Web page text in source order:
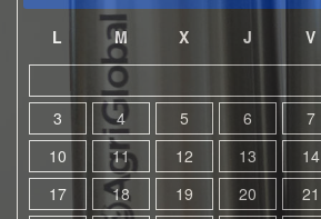
L M X J V
3
4 5 6 7
10
11 12 13 14
17
18 19 20 21